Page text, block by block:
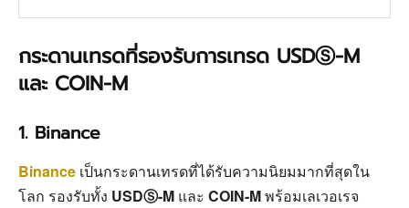
กระดานเทรดที่รองรับการเทรด USDⓈ-M
และ COIN-M
1. Binance
Binance เป็นกระดานเทรดที่ได้รับความนิยมมากที่สุดใน
โลก รองรับทั้ง USDⓈ-M และ COIN-Mพร้อมเลเวอเรจ